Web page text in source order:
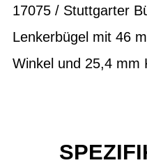
17075 / Stuttgarter
Lenkerbügel mit 46
Winkel und 25,4 mm